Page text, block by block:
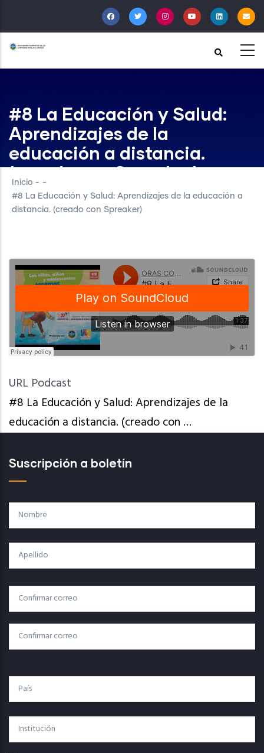
al
contenido
principal
#8 La Educación y Salud:
Aprendizajes de la
educación a distancia.
(creado con Spreaker)
Inicio - -
#8 La Educación y Salud: Aprendizajes de la educación a
distancia. (creado con Spreaker)
URL Podcast
#8 La Educación y Salud: Aprendizajes de la
educación a distancia. (creado con …
Suscripción a boletín
Nombre
Apellido
Correo
Electrónico
Correo Electrónico
Confirmar Correo
País
Institución